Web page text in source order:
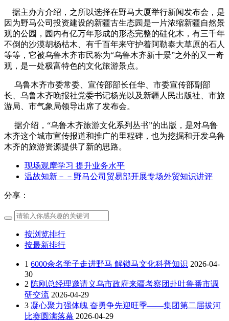
据主办方介绍，之所以选择在野马大厦举行新闻发布会，是
因为野马公司投资建设的新疆古生态园是一片浓缩新疆自然景
观的公园，园内有亿万年形成的形态完整的硅化木，有三千年
不倒的沙漠胡杨枯木、有千百年来守护着阿勒泰大草原的石人
等等，它被乌鲁木齐市民称为“乌鲁木齐新十景”之外的又一奇
观，是一处极富特色的文化旅游景点。
乌鲁木齐市委常委、宣传部部长任华、市委宣传部副部
长、乌鲁木齐晚报社党委书记杨光以及新疆人民出版社、市旅
游局、市气象局领导出席了发布会。
据介绍，“乌鲁木齐旅游文化系列丛书”的出版，是对乌鲁
木齐这个城市宣传报道和推广的里程碑，也为挖掘和开发乌鲁
木齐的旅游资源提供了新的思路。
现场观摩学习 提升业务水平
温故知新－－野马公司贸易部开展专场外贸知识讲评
分享：
按浏览排行
按最新排行
1 6000余名学子走进野马 解锁马文化科普知识 2026-04-
30
2 陈刚总经理邀请义乌市政府来疆考察团赴吐鲁番市调
研交流 2026-04-29
3 凝心聚力强体魄 奋勇争先迎旺季——集团第二届拔河
比赛圆满落幕 2026-04-29